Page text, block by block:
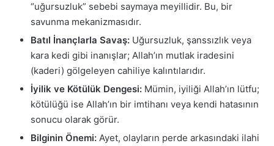
“uğursuzluk” sebebi saymaya meyillidir. Bu, bir
savunma mekanizmasıdır.
Batıl İnançlarla Savaş: Uğursuzluk, şanssızlık veya
kara kedi gibi inanışlar; Allah’ın mutlak iradesini
(kaderi) gölgeleyen cahiliye kalıntılarıdır.
İyilik ve Kötülük Dengesi: Mümin, iyiliği Allah’ın lütfu;
kötülüğü ise Allah’ın bir imtihanı veya kendi hatasının
sonucu olarak görür.
Bilginin Önemi: Ayet, olayların perde arkasındaki ilahi